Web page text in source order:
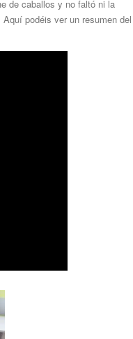
de caballos y no faltó ni la
podéis ver un resumen del